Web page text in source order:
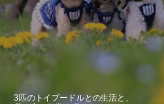
3匹のトイプードルとの生活と、